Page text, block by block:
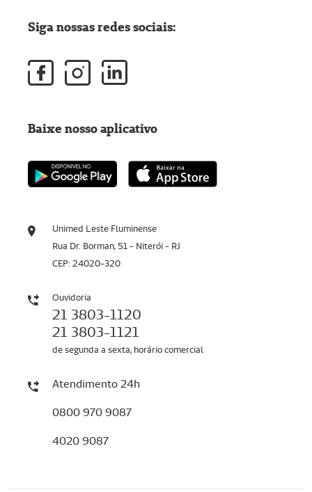
Unimed Leste Fluminense
Rua Dr. Borman, 51 - Niterói - RJ
CEP: 24020-320
Ouvidoria
21 3803-1120
21 3803-1121
de segunda a sexta, horário comercial
Atendimento 24h
0800 970 9087
4020 9087
Siga nossas redes sociais:
Baixe nosso aplicativo